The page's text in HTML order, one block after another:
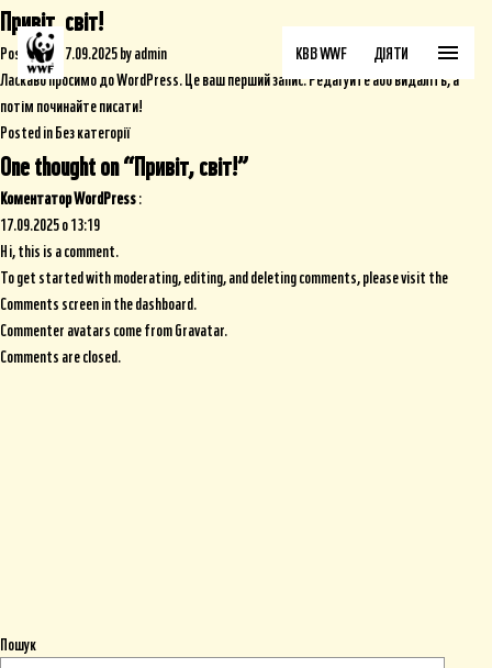
КВІЗ WWF ДІЯТИ
Привіт, світ!
Posted on 17.09.2025byadmin
Ласкаво просимо до WordPress. Це ваш перший запис. Редагуйте або видаліть, а
потім починайте писати!
Posted inБез категорії
One thought on “Привіт, світ!”
Коментатор WordPress:
17.09.2025 о 13:19
Hi, this is a comment.
To get started with moderating, editing, and deleting comments, please visit the
Comments screen in the dashboard.
Commenter avatars come fromGravatar.
Comments are closed.
Пошук